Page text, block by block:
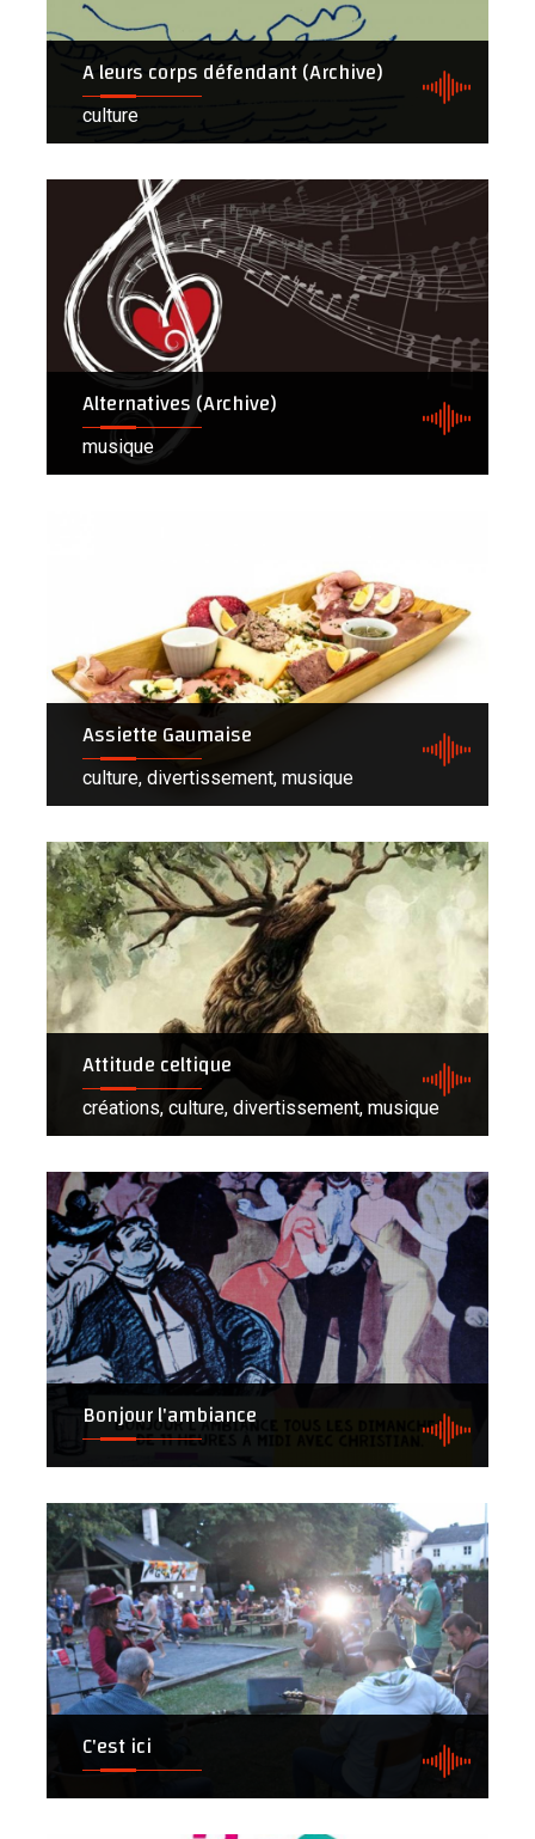
A leurs corps défendant (Archive)
culture
Alternatives (Archive)
musique
Assiette Gaumaise
culture, divertissement, musique
Attitude celtique
créations, culture, divertissement, musique
Bonjour l'ambiance
C'est ici